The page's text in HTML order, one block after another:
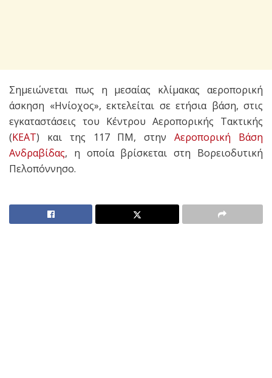
Σημειώνεται πως η μεσαίας κλίμακας αεροπορική
άσκηση «Ηνίοχος», εκτελείται σε ετήσια βάση, στις
εγκαταστάσεις του Κέντρου Αεροπορικής Τακτικής
(ΚΕΑΤ) και της 117 ΠΜ, στηνΑεροπορική Βάση
Ανδραβίδας, η οποία βρίσκεται στη Βορειοδυτική
Πελοπόννησο.